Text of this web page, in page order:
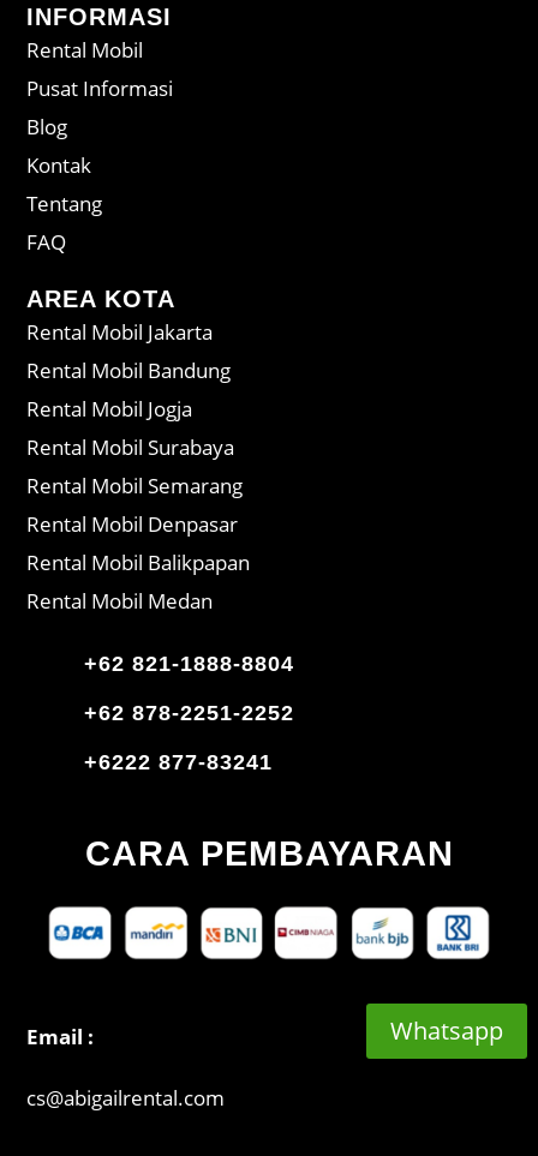
INFORMASI
Rental Mobil
Pusat Informasi
Blog
Kontak
Tentang
FAQ
AREA KOTA
Rental Mobil Jakarta
Rental Mobil Bandung
Rental Mobil Jogja
Rental Mobil Surabaya
Rental Mobil Semarang
Rental Mobil Denpasar
Rental Mobil Balikpapan
Rental Mobil Medan
+62 821-1888-8804
+62 878-2251-2252
+6222 877-83241
CARA PEMBAYARAN
Email :
cs@abigailrental.com
Whatsapp